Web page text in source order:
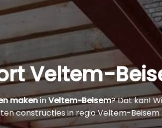
Veltem-
makenin Veltem-Beisem? Dat kan!
constructies in regio Veltem-Beisem